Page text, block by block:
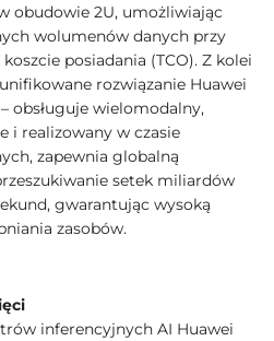
obudowie 2U, umożliwiając
wolumenów danych przy
posiadania (TCO). Z kolei
rozwiązanie Huawei
obsługuje wielomodalny,
i realizowany w czasie
zapewnia globalną
setek miliardów
gwarantując wysoką
zasobów.
inferencyjnych AI Huawei